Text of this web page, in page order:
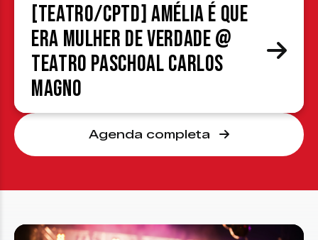
[TEATRO/CPTD] Amélia é que
era mulher de verdade @
Teatro Paschoal Carlos
Magno
Agenda completa